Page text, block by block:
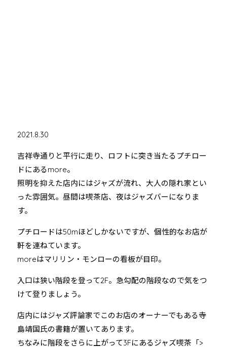
2021.8.30
吉祥寺通りと平行に走り、ロフトに突き当たるプチロー
ドにあるmore。
照明を抑えた店内にはジャズが流れ、大人の隠れ家とい
った雰囲気。昼間は喫茶店、夜はジャズバーになりま
す。
プチロードは50mほどしかないですが、個性的なお店が
軒を連ねています。
moreはマリリン・モンローの看板が目印。
入口は狭い階段を登って2F。急勾配の階段なので気をつ
けて登りましょう。
店内にはジャズ評論家でこのお店のオーナーでもある寺
島靖国氏の書籍が置いてあります。
ちなみに階段をさらに上がって3Fにあるジャズ喫茶「>